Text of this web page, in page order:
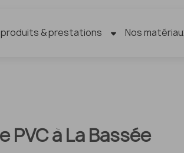
produits & prestations Nos
PVC à La Bassée